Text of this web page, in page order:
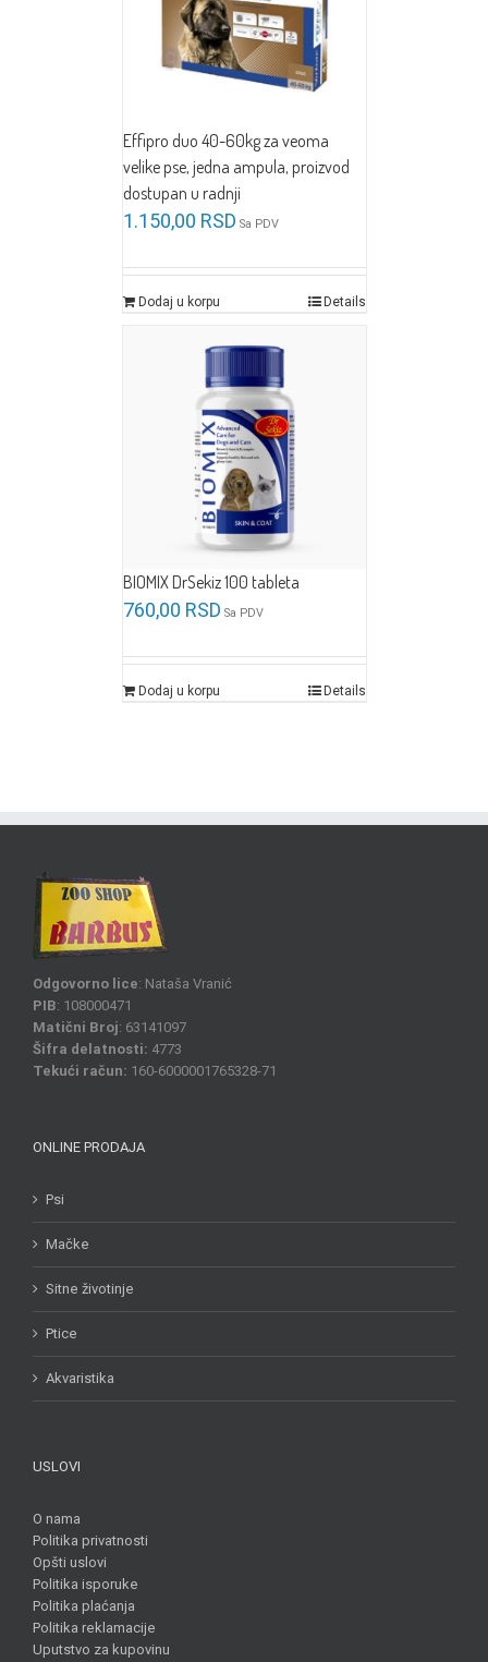
Effipro duo 40-60kg za veoma
velike pse, jedna ampula, proizvod
dostupan u radnji
1.150,00 RSD Sa PDV
Dodaj u korpu Details
BIOMIX DrSekiz 100 tableta
760,00 RSD Sa PDV
Dodaj u korpu Details
Odgovorno lice: Nataša Vranić
PIB: 108000471
Matični Broj: 63141097
Šifra delatnosti: 4773
Tekući račun: 160-6000001765328-71
ONLINE PRODAJA
Psi
Mačke
Sitne životinje
Ptice
Akvaristika
USLOVI
O nama
Politika privatnosti
Opšti uslovi
Politika isporuke
Politika plaćanja
Politika reklamacije
Uputstvo za kupovinu